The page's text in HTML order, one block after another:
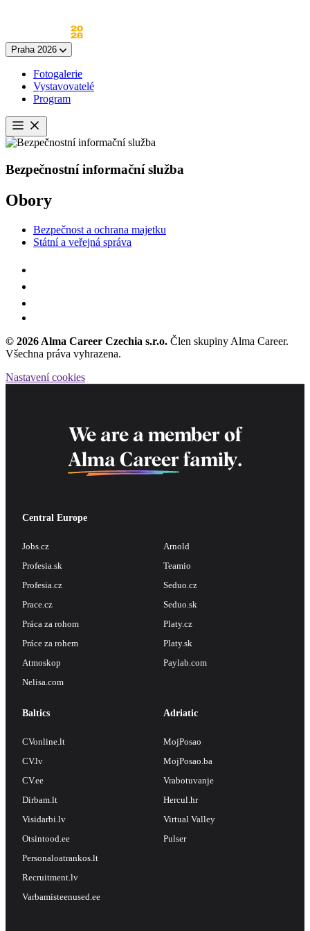
Praha 2026
Fotogalerie
Vystavovatelé
Program
Otevřít
menu
Bezpečnostní informační služba
Obory
Bezpečnost a ochrana majetku
Státní a veřejná správa
© 2026 Alma Career Czechia s.r.o. Člen skupiny Alma Career.
Všechna práva vyhrazena.
Nastavení cookies
We are a member of
Alma Career family.
Central Europe
Jobs.cz
Profesia.sk
Profesia.cz
Prace.cz
Práca za rohom
Práce za rohem
Atmoskop
Nelisa.com
Arnold
Teamio
Seduo.cz
Seduo.sk
Platy.cz
Platy.sk
Paylab.com
Baltics
CVonline.lt
CV.lv
CV.ee
Dirbam.lt
Visidarbi.lv
Otsintood.ee
Personaloatrankos.lt
Recruitment.lv
Varbamisteenused.ee
Adriatic
MojPosao
MojPosao.ba
Vrabotuvanje
Hercul.hr
Virtual Valley
Pulser